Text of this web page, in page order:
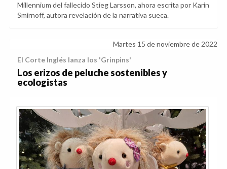
Millennium del fallecido Stieg Larsson, ahora escrita por Karin
Smirnoff, autora revelación de la narrativa sueca.
Martes 15 de noviembre de 2022
El Corte Inglés lanza los 'Grinpins'
Los erizos de peluche sostenibles y
ecologistas